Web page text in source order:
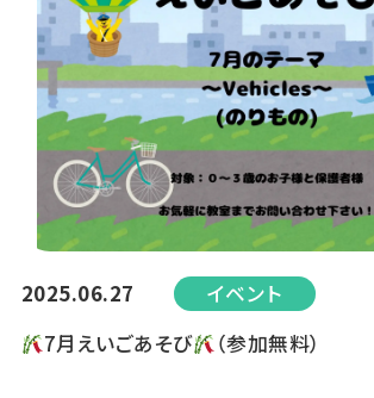
2025.06.27
イベント
7月えいごあそび
（参加無料）